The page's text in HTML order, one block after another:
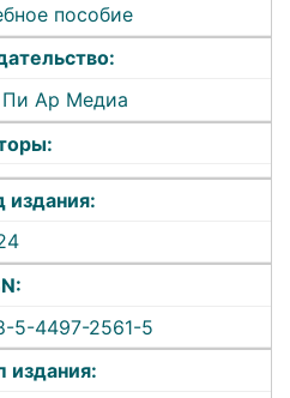
пособие
Ар Медиа
издания:
5-4497-2561-5
издания: